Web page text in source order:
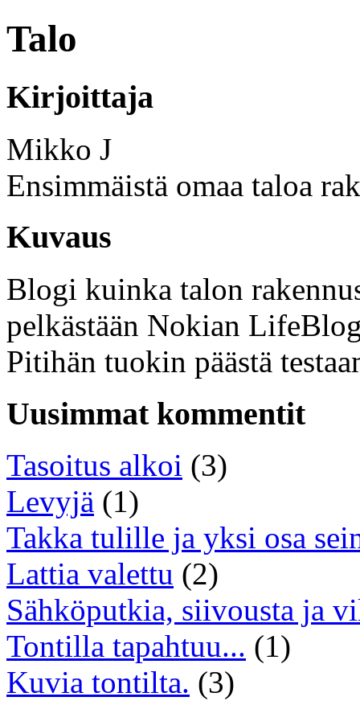
Talo
Kirjoittaja
Mikko J
Ensimmäistä omaa taloa
Kuvaus
Blogi kuinka talon
pelkästään Nokian
Pitihän tuokin päästä
Uusimmat kommentit
Tasoitus alkoi (3)
Levyjä (1)
Takka tulille ja yksi osa
Lattia valettu (2)
Sähköputkia, siivousta ja
Tontilla tapahtuu... (1)
Kuvia tontilta. (3)